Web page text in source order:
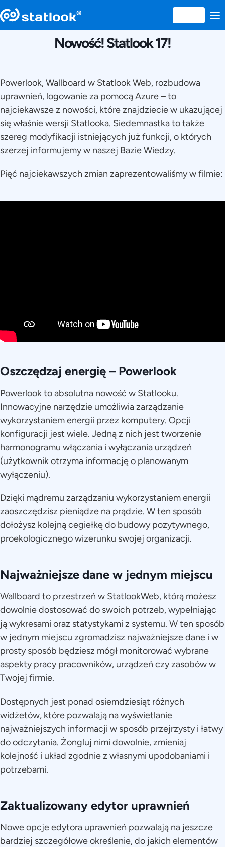
27 FEBRUARIE 2023
Nowość! Statlook 17!
Powerlook, Wallboard w Statlook Web, rozbudowa
uprawnień, logowanie za pomocą Azure – to
najciekawsze z nowości, które znajdziecie w ukazującej
się właśnie wersji Statlooka. Siedemnastka to także
szereg modyfikacji istniejących już funkcji, o których
szerzej informujemy w naszej Bazie Wiedzy.
Pięć najciekawszych zmian zaprezentowaliśmy w filmie:
Oszczędzaj energię – Powerlook
Powerlook to absolutna nowość w Statlooku.
Innowacyjne narzędzie umożliwia zarządzanie
wykorzystaniem energii przez komputery. Opcji
konfiguracji jest wiele. Jedną z nich jest tworzenie
harmonogramu włączania i wyłączania urządzeń
(użytkownik otrzyma informację o planowanym
wyłączeniu).
Dzięki mądremu zarządzaniu wykorzystaniem energii
zaoszczędzisz pieniądze na prądzie. W ten sposób
dołożysz kolejną cegiełkę do budowy pozytywnego,
proekologicznego wizerunku swojej organizacji.
Najważniejsze dane w jednym miejscu
Wallboard to przestrzeń w StatlookWeb, którą możesz
dowolnie dostosować do swoich potrzeb, wypełniając
ją wykresami oraz statystykami z systemu. W ten sposób
w jednym miejscu zgromadzisz najważniejsze dane i w
prosty sposób będziesz mógł monitorować wybrane
aspekty pracy pracowników, urządzeń czy zasobów w
Twojej firmie.
Dostępnych jest ponad osiemdziesiąt różnych
widżetów, które pozwalają na wyświetlanie
najważniejszych informacji w sposób przejrzysty i łatwy
do odczytania. Żongluj nimi dowolnie, zmieniaj
kolejność i układ zgodnie z własnymi upodobaniami i
potrzebami.
Zaktualizowany edytor uprawnień
Nowe opcje edytora uprawnień pozwalają na jeszcze
bardziej szczegółowe określenie, do jakich elementów